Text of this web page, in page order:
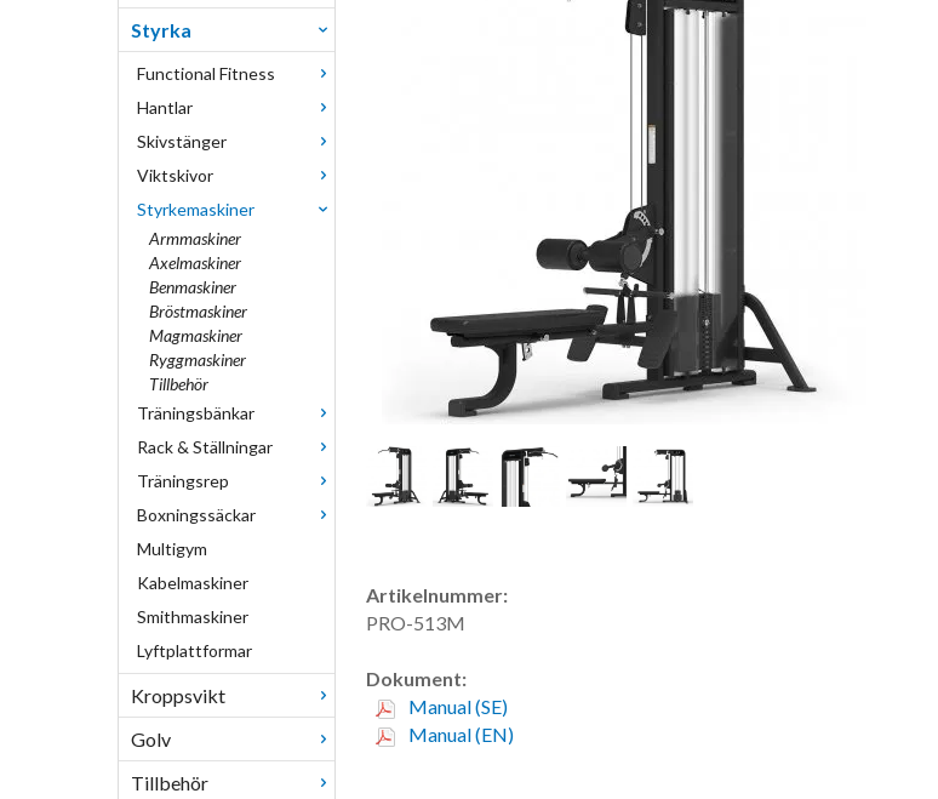
Styrka
Functional Fitness
Hantlar
Skivstänger
Viktskivor
Styrkemaskiner
Armmaskiner
Axelmaskiner
Benmaskiner
Bröstmaskiner
Magmaskiner
Ryggmaskiner
Tillbehör
Träningsbänkar
Rack & Ställningar
Träningsrep
Boxningssäckar
Multigym
Kabelmaskiner
Smithmaskiner
Lyftplattformar
Kroppsvikt
Golv
Tillbehör
Artikelnummer:
PRO-513M
Dokument:
Manual (SE)
Manual (EN)